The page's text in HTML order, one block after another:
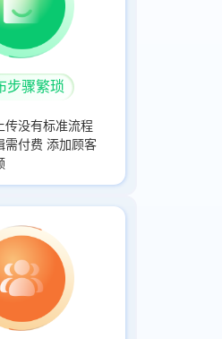
步骤繁琐
传没有标准流程
需付费 添加顾客